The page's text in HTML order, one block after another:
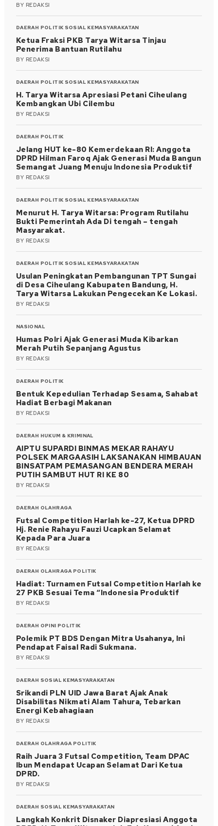
BY REDAKSI
DAERAH POLITIK SOSIAL KEMASYARAKATAN
Ketua Fraksi PKB Tarya Witarsa Tinjau
Penerima Bantuan Rutilahu
BY REDAKSI
DAERAH POLITIK SOSIAL KEMASYARAKATAN
H. Tarya Witarsa Apresiasi Petani Ciheulang
Kembangkan Ubi Cilembu
BY REDAKSI
DAERAH POLITIK
Jelang HUT ke-80 Kemerdekaan RI: Anggota
DPRD Hilman Faroq Ajak Generasi Muda Bangun
Semangat Juang Menuju Indonesia Produktif
BY REDAKSI
DAERAH POLITIK SOSIAL KEMASYARAKATAN
Menurut H. Tarya Witarsa: Program Rutilahu
Bukti Pemerintah Ada Di tengah – tengah
Masyarakat.
BY REDAKSI
DAERAH POLITIK SOSIAL KEMASYARAKATAN
Usulan Peningkatan Pembangunan TPT Sungai
di Desa Ciheulang Kabupaten Bandung, H.
Tarya Witarsa Lakukan Pengecekan Ke Lokasi.
BY REDAKSI
NASIONAL
Humas Polri Ajak Generasi Muda Kibarkan
Merah Putih Sepanjang Agustus
BY REDAKSI
DAERAH POLITIK
Bentuk Kepedulian Terhadap Sesama, Sahabat
Hadiat Berbagi Makanan
BY REDAKSI
DAERAH HUKUM & KRIMINAL
AIPTU SUPARDI BINMAS MEKAR RAHAYU
POLSEK MARGAASIH LAKSANAKAN HIMBAUAN
BINSATPAM PEMASANGAN BENDERA MERAH
PUTIH SAMBUT HUT RI KE 80
BY REDAKSI
DAERAH OLAHRAGA
Futsal Competition Harlah ke-27, Ketua DPRD
Hj. Renie Rahayu Fauzi Ucapkan Selamat
Kepada Para Juara
BY REDAKSI
DAERAH OLAHRAGA POLITIK
Hadiat: Turnamen Futsal Competition Harlah ke
27 PKB Sesuai Tema “Indonesia Produktif
BY REDAKSI
DAERAH OPINI POLITIK
Polemik PT BDS Dengan Mitra Usahanya, Ini
Pendapat Faisal Radi Sukmana.
BY REDAKSI
DAERAH SOSIAL KEMASYARAKATAN
Srikandi PLN UID Jawa Barat Ajak Anak
Disabilitas Nikmati Alam Tahura, Tebarkan
Energi Kebahagiaan
BY REDAKSI
DAERAH OLAHRAGA POLITIK
Raih Juara 3 Futsal Competition, Team DPAC
Ibun Mendapat Ucapan Selamat Dari Ketua
DPRD.
BY REDAKSI
DAERAH SOSIAL KEMASYARAKATAN
Langkah Konkrit Disnaker Diapresiasi Anggota